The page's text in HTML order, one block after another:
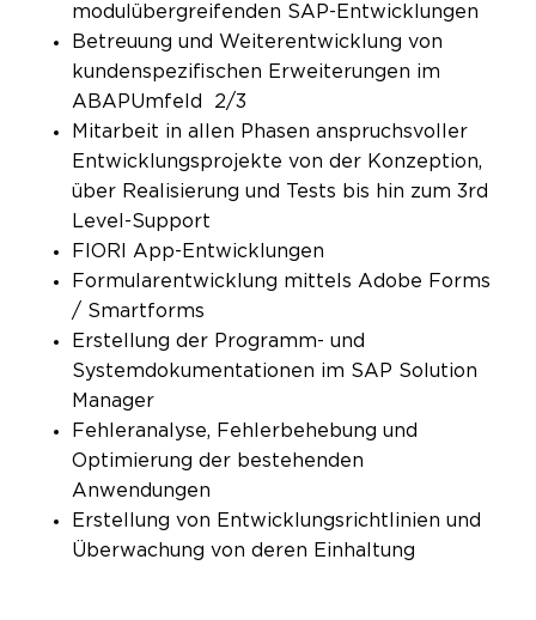
modulübergreifenden SAP-Entwicklungen
Betreuung und Weiterentwicklung von
kundenspezifischen Erweiterungen im
ABAPUmfeld 2/3
Mitarbeit in allen Phasen anspruchsvoller
Entwicklungsprojekte von der Konzeption,
über Realisierung und Tests bis hin zum 3rd
Level-Support
FIORI App-Entwicklungen
Formularentwicklung mittels Adobe Forms
/ Smartforms
Erstellung der Programm- und
Systemdokumentationen im SAP Solution
Manager
Fehleranalyse, Fehlerbehebung und
Optimierung der bestehenden
Anwendungen
Erstellung von Entwicklungsrichtlinien und
Überwachung von deren Einhaltung